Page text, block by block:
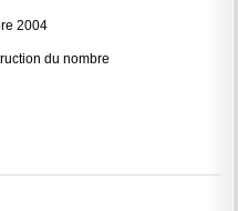
2004
du nombre